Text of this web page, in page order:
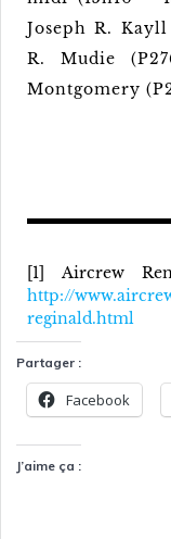
Joseph R.
R. Mudie
Montgomery
[1] Aircrew
http://
reginald.html
Partager :
Facebook
J’aime ça :